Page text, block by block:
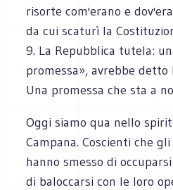
risorte com'erano e
da cui scaturì la
9. La Repubblica tutela:
promessa», avrebbe detto
Una promessa che sta a
Oggi siamo qua nello
Campana. Coscienti che
hanno smesso di
di baloccarsi con le loro